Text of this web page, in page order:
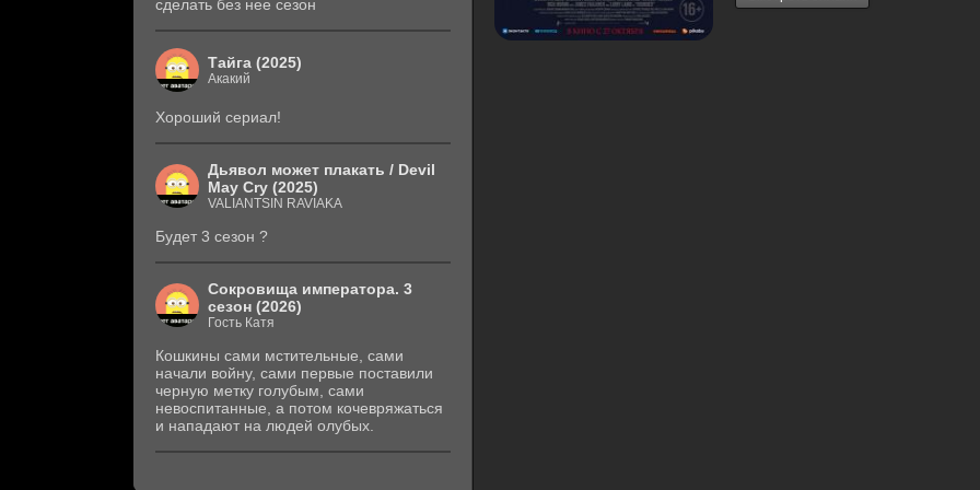
сделать без нее сезон
Тайга (2025)
Акакий
Хороший сериал!
Дьявол может плакать / Devil
May Cry (2025)
VALIANTSIN RAVIAKA
Будет 3 сезон ?
Сокровища императора. 3
сезон (2026)
Гость Катя
Кошкины сами мстительные, сами
начали войну, сами первые поставили
черную метку голубым, сами
невоспитанные, а потом кочевряжаться
и нападают на людей олубых.